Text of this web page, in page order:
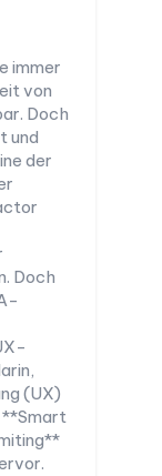
immer
von
Doch
und
der
Doch
(UX)
**Smart